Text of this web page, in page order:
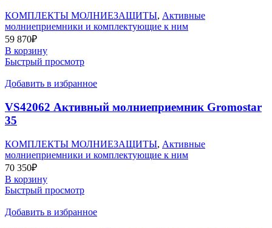
КОМПЛЕКТЫ МОЛНИЕЗАЩИТЫ, Активные
молниеприемники и комплектующие к ним
59 870₽
В корзину
Быстрый просмотр
Добавить в избранное
VS42062 Активный молниеприемник Gromostar
35
КОМПЛЕКТЫ МОЛНИЕЗАЩИТЫ, Активные
молниеприемники и комплектующие к ним
70 350₽
В корзину
Быстрый просмотр
Добавить в избранное